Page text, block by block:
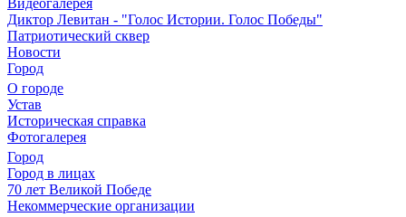
Видеогалерея
Диктор Левитан - "Голос Истории. Голос Победы"
Патриотический сквер
Новости
Город
О городе
Устав
Историческая справка
Фотогалерея
Город
Город в лицах
70 лет Великой Победе
Некоммерческие организации